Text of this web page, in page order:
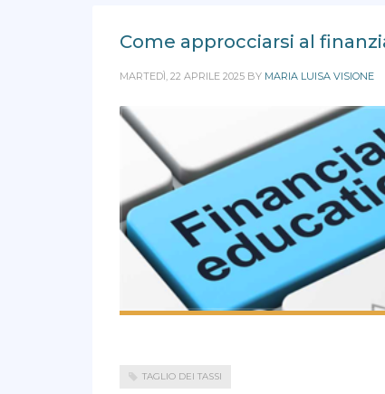
Come approcciarsi al
MARTEDÌ, 22 APRILE 2025 BY MARIA LUISA VISIONE
TAGLIO DEI TASSI